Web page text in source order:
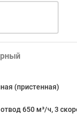
(пристенная)
650 м³/ч, 3